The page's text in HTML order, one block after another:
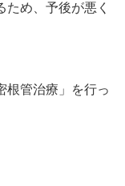
め、予後が悪く
根管治療」を行っ